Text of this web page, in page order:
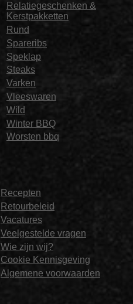
Relatiegeschenken &
Kerstpakketten
Rund
Spareribs
Speklap
Steaks
Varken
Vleeswaren
Wild
Winter BBQ
Worsten bbq
Recepten
Retourbeleid
Vacatures
Veelgestelde vragen
Wie zijn wij?
Cookie Kennisgeving
Algemene voorwaarden